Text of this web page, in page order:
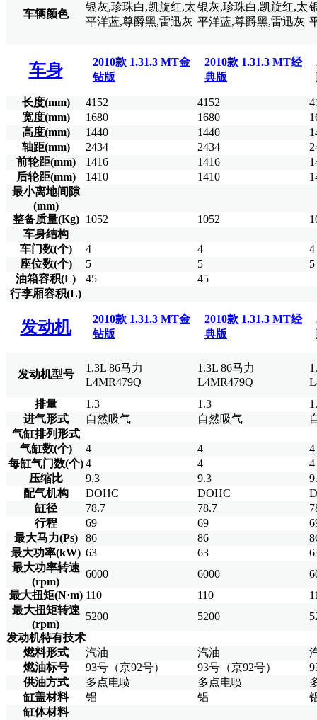
车辆颜色
银灰,珍珠白,凯旋红,太
平洋蓝,尊爵黑,雷迅灰
银灰,珍珠白,凯旋红,太
平洋蓝,尊爵黑,雷迅灰
车身
2010款 1.31.3 MT金
钻版
2010款 1.31.3 MT经
典版
长度(mm) 4152 4152
宽度(mm)
1680 1680
高度(mm)
1440 1440
轴距(mm)
2434 2434
前轮距(mm)
1416 1416
后轮距(mm)
1410 1410
最小离地间隙
(mm)
整备质量(Kg)
1052 1052
车身结构
车门数(个)
4 4
4
座位数(个)
5 5
5
油箱容积(L)
45
45
行李厢容积(L)
发动机
2010款 1.31.3 MT金
钻版
2010款 1.31.3 MT经
典版
发动机型号
1.3L 86马力
L4MR479Q
1.3L 86马力
L4MR479Q
排量
1.3 1.3
进气形式
自然吸气 自然吸气
气缸排列形式
气缸数(个)
4 4
4
每缸气门数(个) 4 4
4
压缩比
9.3 9.3
配气机构
DOHC DOHC
缸径
78.7 78.7
行程
69 69
最大马力(Ps)
86 86
最大功率(kW) 63 63
最大功率转速
(rpm)
6000 6000
最大扭矩(N·m) 110 110
最大扭矩转速
(rpm)
5200 5200
发动机特有技术
燃料形式
汽油 汽油
燃油标号
93号（京92号） 93号（京92号）
供油方式
多点电喷 多点电喷
缸盖材料
铝 铝
缸体材料